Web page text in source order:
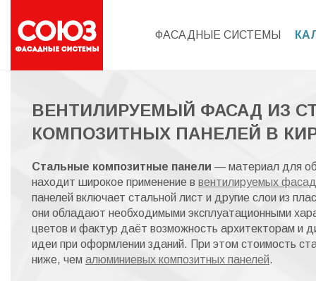
ФАСАДНЫЕ СИСТЕМЫ
ВЕНТИЛИРУЕМЫЙ ФАСАД ИЗ
КОМПОЗИТНЫХ ПАНЕЛЕЙ В
Стальные композитные панели — материал для
находит широкое применение в вентилируемых
панелей включает стальной лист и другие слои из
они обладают необходимыми эксплуатационными
цветов и фактур даёт возможность архитекторам и
идеи при оформлении зданий. При этом стоимость
ниже, чем алюминиевых композитных панелей.